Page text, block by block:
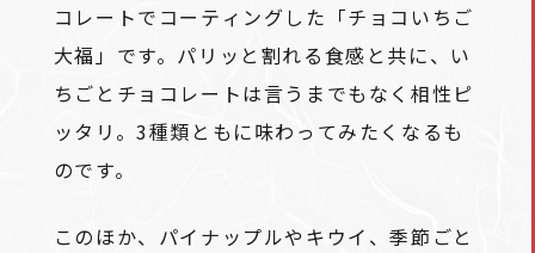
コレートでコーティングした「チョコいちご
大福」です。パリッと割れる食感と共に、い
ちごとチョコレートは言うまでもなく相性ピ
ッタリ。3種類ともに味わってみたくなるも
のです。
このほか、パイナップルやキウイ、季節ごと